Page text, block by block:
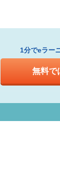
1分でeラー
無料で